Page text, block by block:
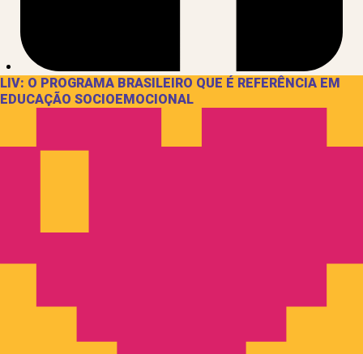
LIV: O PROGRAMA BRASILEIRO QUE É REFERÊNCIA EM
EDUCAÇÃO SOCIOEMOCIONAL